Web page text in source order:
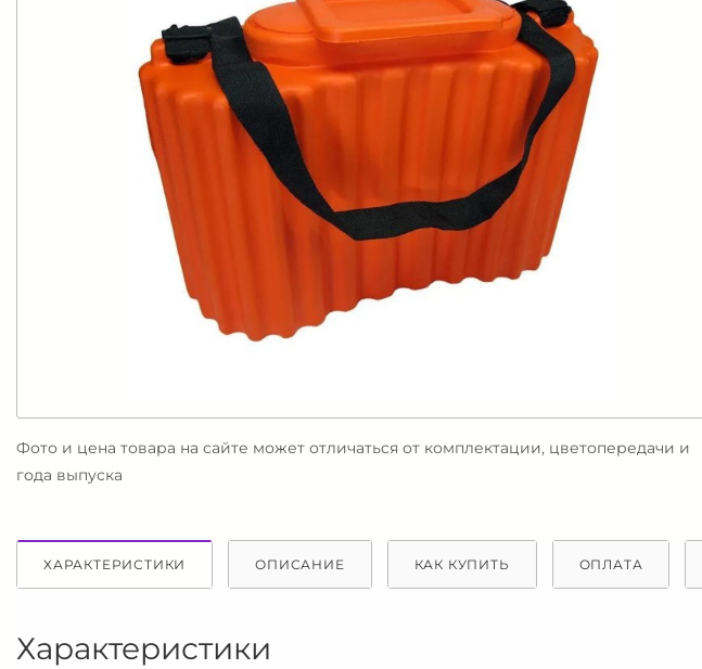
Фото и цена товара на сайте может отличаться от комплектации, цветопередачи и
года выпуска
ХАРАКТЕРИСТИКИ ОПИСАНИЕ КАК КУПИТЬ ОПЛАТА
Характеристики